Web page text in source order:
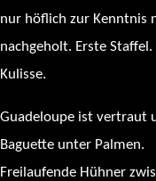
nur höflich zur Kenntnis
nachgeholt. Erste
Kulisse.
Guadeloupe ist vertraut
Baguette unter Palmen.
Freilaufende Hühner